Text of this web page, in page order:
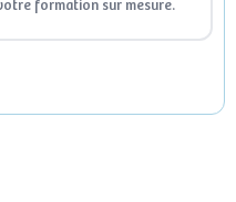
formation sur mesure.